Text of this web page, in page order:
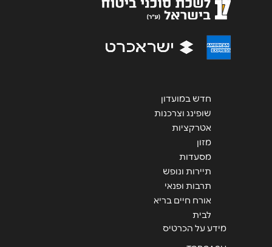
אנא חזרו אלי בקשר ל...
הודעה*
חדש במועדון
שופינג וצרכנות
אטרקציות
מזון
מסעדות
תיירות ונופש
תרבות ופנאי
אורח חיים בריא
לבית
מידע על הכרטיס